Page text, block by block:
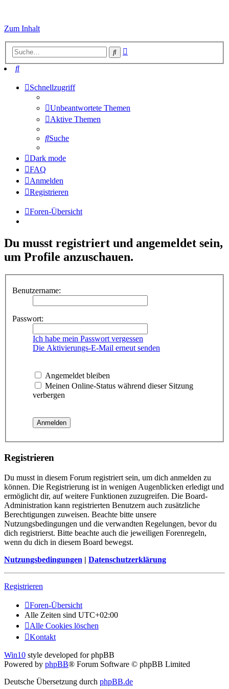
Zum Inhalt
Suche
Suche
Schnellzugriff
Unbeantwortete Themen
Aktive Themen
Suche
Dark mode
FAQ
Anmelden
Registrieren
Foren-Übersicht
Du musst registriert und angemeldet sein,
um Profile anzuschauen.
Benutzername:
Passwort:
Ich habe mein Passwort vergessen
Die Aktivierungs-E-Mail erneut senden
Angemeldet bleiben
Meinen Online-Status während dieser Sitzung
verbergen
Registrieren
Du musst in diesem Forum registriert sein, um dich anmelden zu
können. Die Registrierung ist in wenigen Augenblicken erledigt und
ermöglicht dir, auf weitere Funktionen zuzugreifen. Die Board-
Administration kann registrierten Benutzern auch zusätzliche
Berechtigungen zuweisen. Beachte bitte unsere
Nutzungsbedingungen und die verwandten Regelungen, bevor du
dich registrierst. Bitte beachte auch die jeweiligen Forenregeln,
wenn du dich in diesem Board bewegst.
Nutzungsbedingungen | Datenschutzerklärung
Registrieren
Foren-Übersicht
Alle Zeiten sind UTC+02:00
Alle Cookies löschen
Kontakt
Win10 style developed for phpBB
Powered by phpBB® Forum Software © phpBB Limited
Deutsche Übersetzung durch phpBB.de